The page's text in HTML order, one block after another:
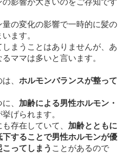
の変化の影響で一時的に髪の
ます。
まうことはありませんが、あ
ママは多いと言います。
は、ホルモンバランスが整って
、 加齢による男性ホルモン・
挙げられます。
存在していて、 加齢とともに
することで男性ホルモンが優
ってしまう ことがあるので